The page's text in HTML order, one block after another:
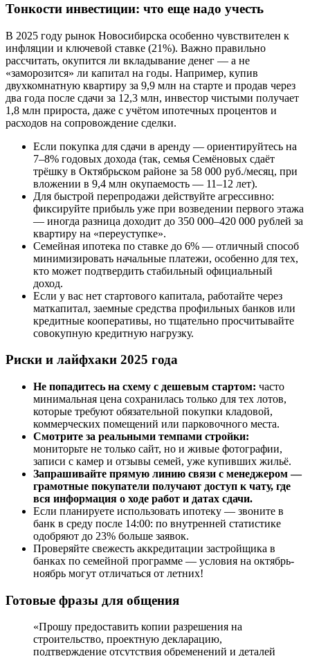
Тонкости инвестиции: что еще надо учесть
В 2025 году рынок Новосибирска особенно чувствителен к
инфляции и ключевой ставке (21%). Важно правильно
рассчитать, окупится ли вкладывание денег — а не
«заморозится» ли капитал на годы. Например, купив
двухкомнатную квартиру за 9,9 млн на старте и продав через
два года после сдачи за 12,3 млн, инвестор чистыми получает
1,8 млн прироста, даже с учётом ипотечных процентов и
расходов на сопровождение сделки.
Если покупка для сдачи в аренду — ориентируйтесь на
7–8% годовых дохода (так, семья Семёновых сдаёт
трёшку в Октябрьском районе за 58 000 руб./месяц, при
вложении в 9,4 млн окупаемость — 11–12 лет).
Для быстрой перепродажи действуйте агрессивно:
фиксируйте прибыль уже при возведении первого этажа
— иногда разница доходит до 350 000–420 000 рублей за
квартиру на «переуступке».
Семейная ипотека по ставке до 6% — отличный способ
минимизировать начальные платежи, особенно для тех,
кто может подтвердить стабильный официальный
доход.
Если у вас нет стартового капитала, работайте через
маткапитал, заемные средства профильных банков или
кредитные кооперативы, но тщательно просчитывайте
совокупную кредитную нагрузку.
Риски и лайфхаки 2025 года
Не попадитесь на схему с дешевым стартом: часто
минимальная цена сохранилась только для тех лотов,
которые требуют обязательной покупки кладовой,
коммерческих помещений или парковочного места.
Смотрите за реальными темпами стройки:
мониторьте не только сайт, но и живые фотографии,
записи с камер и отзывы семей, уже купивших жильё.
Запрашивайте прямую линию связи с менеджером —
грамотные покупатели получают доступ к чату, где
вся информация о ходе работ и датах сдачи.
Если планируете использовать ипотеку — звоните в
банк в среду после 14:00: по внутренней статистике
одобряют до 23% больше заявок.
Проверяйте свежесть аккредитации застройщика в
банках по семейной программе — условия на октябрь-
ноябрь могут отличаться от летних!
Готовые фразы для общения
«Прошу предоставить копии разрешения на
строительство, проектную декларацию,
подтверждение отсутствия обременений и деталей